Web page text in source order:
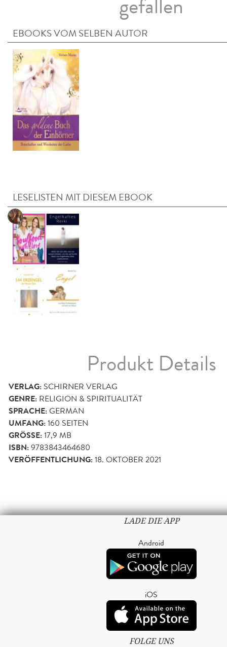
gefallen
EBOOKS VOM SELBEN AUTOR
LESELISTEN MIT DIESEM EBOOK
Produkt Details
VERLAG: SCHIRNER VERLAG
GENRE: RELIGION & SPIRITUALITÄT
SPRACHE:GERMAN
UMFANG:160 SEITEN
GRÖSSE: 17,9 MB
ISBN:9783843464680
VERÖFFENTLICHUNG:18. OKTOBER 2021
LADE DIE APP
Android
iOS
FOLGE UNS